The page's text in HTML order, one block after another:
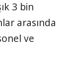
3 bin
arasında
ve